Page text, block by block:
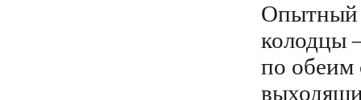
Опытный
колодцы
по обеим